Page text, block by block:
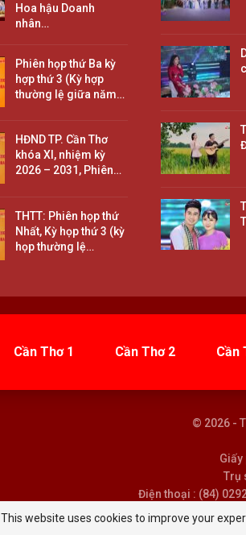
Hoa hậu Doanh
nhân…
Phiên họp thứ Ba kỳ
hợp thứ 3 (Kỳ hợp
thường lệ giữa năm…
HĐND TP. Cần Thơ
khóa XI, nhiệm kỳ
2026 – 2031, Phiên…
THTT: Phiên họp thứ
Nhất, Kỳ họp thứ 3 (kỳ
họp thường lệ…
Cần Thơ 1 Cần Thơ 2 Cần
© 2026 -
Giấy
Trụ
Điện thoại : (84)
This website uses cookies to improve your